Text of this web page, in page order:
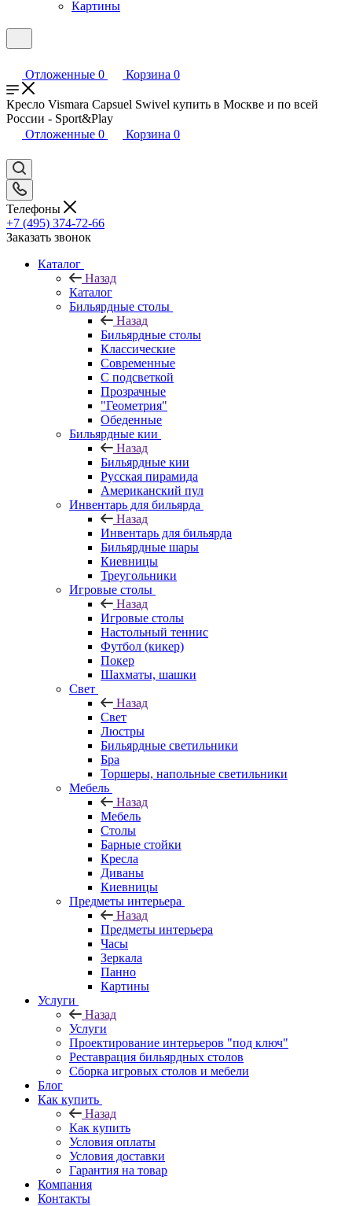
Картины
Отложенные 0 Корзина 0
Кресло Vismara Capsuel Swivel купить в Москве и по всей
России - Sport&Play
Отложенные 0 Корзина 0
Телефоны
+7 (495) 374-72-66
Заказать звонок
Каталог
Назад
Каталог
Бильярдные столы
Назад
Бильярдные столы
Классические
Современные
С подсветкой
Прозрачные
"Геометрия"
Обеденные
Бильярдные кии
Назад
Бильярдные кии
Русская пирамида
Американский пул
Инвентарь для бильярда
Назад
Инвентарь для бильярда
Бильярдные шары
Киевницы
Треугольники
Игровые столы
Назад
Игровые столы
Настольный теннис
Футбол (кикер)
Покер
Шахматы, шашки
Свет
Назад
Свет
Люстры
Бильярдные светильники
Бра
Торшеры, напольные светильники
Мебель
Назад
Мебель
Столы
Барные стойки
Кресла
Диваны
Киевницы
Предметы интерьера
Назад
Предметы интерьера
Часы
Зеркала
Панно
Картины
Услуги
Назад
Услуги
Проектирование интерьеров "под ключ"
Реставрация бильярдных столов
Сборка игровых столов и мебели
Блог
Как купить
Назад
Как купить
Условия оплаты
Условия доставки
Гарантия на товар
Компания
Контакты